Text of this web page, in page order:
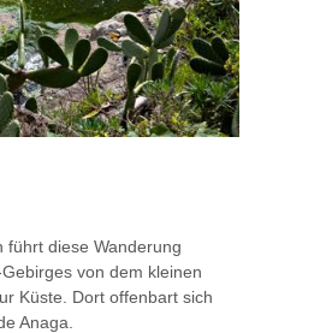
führt diese Wanderung
von dem kleinen
Küste. Dort offenbart sich
Anaga.